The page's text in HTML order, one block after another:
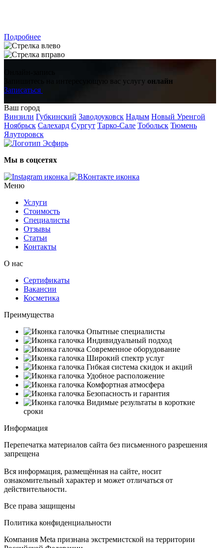
Подробнее
Запишитесь на интересующую вас услугу онлайн
Записаться
Ваш город
Винзили Губкинский Заводоуковск Надым Новый Уренгой
Ноябрьск Салехард Сургут Тарко-Сале Тобольск Тюмень
Ялуторовск
Мы в соцсетях
Меню
Услуги
Стоимость
Специалисты
Отзывы
Статьи
Контакты
О нас
Сертификаты
Вакансии
Косметика
Преимущества
Опытные специалисты
Индивидуальный подход
Современное оборудование
Широкий спектр услуг
Гибкая система скидок и акций
Удобное расположение
Комфортная атмосфера
Безопасность и гарантия
Видимые результаты в короткие
сроки
Информация
Перепечатка материалов сайта без письменного разрешения
запрещена
Вся информация, размещённая на сайте, носит
ознакомительный характер и может отличаться от
действительности.
Все права защищены
Политика конфиденциальности
Компания Meta признана экстремистской на территории